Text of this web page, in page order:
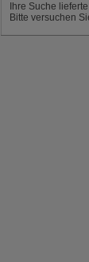
Ihre Suche
Bitte versuchen